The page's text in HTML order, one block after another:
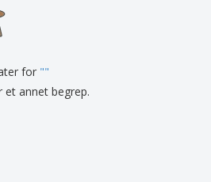
gaver
produkter
for ""
et annet begrep.